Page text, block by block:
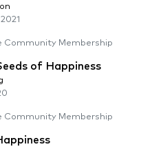
Community Membership
of Happiness
Community Membership